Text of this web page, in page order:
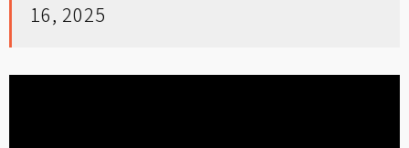
16, 2025